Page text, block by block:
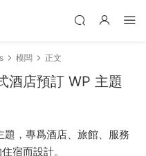
模闆 正文
酒店預訂 WP 主題
，專爲酒店、旅館、服務
宿而設計。